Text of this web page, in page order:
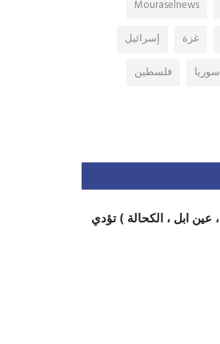
Mouraselnews
غزة
إسرائيل
سوريا
فلسطين
عين ابل ، الكحالة ) تؤدي